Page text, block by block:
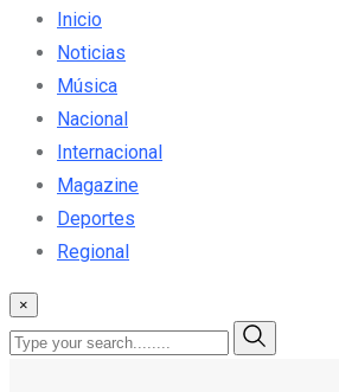
Inicio
Noticias
Música
Nacional
Internacional
Magazine
Deportes
Regional
×